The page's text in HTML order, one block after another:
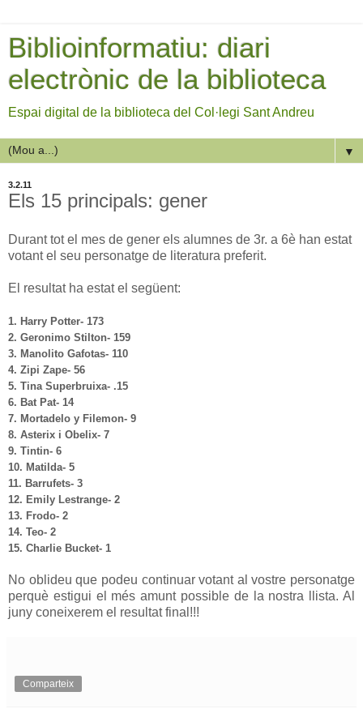
Biblioinformatiu: diari
electrònic de la biblioteca
Espai digital de la biblioteca del Col·legi Sant Andreu
▼
3.2.11
Els 15 principals: gener
Durant tot el mes de gener els alumnes de 3r. a 6è han estat
votant el seu personatge de literatura preferit.
El resultat ha estat el següent:
1. Harry Potter- 173
2. Geronimo Stilton- 159
3. Manolito Gafotas- 110
4. Zipi Zape- 56
5. Tina Superbruixa- .15
6. Bat Pat- 14
7. Mortadelo y Filemon- 9
8. Asterix i Obelix- 7
9. Tintin- 6
10. Matilda- 5
11. Barrufets- 3
12. Emily Lestrange- 2
13. Frodo- 2
14. Teo- 2
15. Charlie Bucket- 1
No oblideu que podeu continuar votant al vostre personatge
perquè estigui el més amunt possible de la nostra llista. Al
juny coneixerem el resultat final!!!
Comparteix